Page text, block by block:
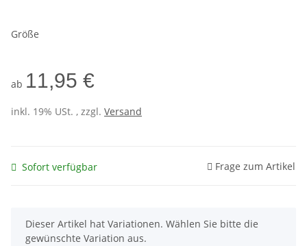
Größe
ab 11,95 €
inkl. 19% USt. , zzgl. Versand
Sofort verfügbar Frage zum Artikel
x
Dieser Artikel hat Variationen. Wählen Sie bitte die
gewünschte Variation aus.